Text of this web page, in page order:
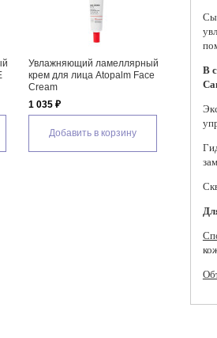
лица
Осветляющий крем для лица
Celimax Pore+Dark Spot
Добавить в корзину
В